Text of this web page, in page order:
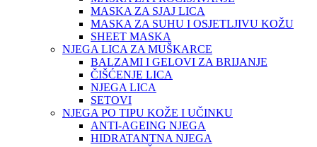
MASKA ZA SJAJ LICA
MASKA ZA SUHU I OSJETLJIVU KOŽU
SHEET MASKA
NJEGA LICA ZA MUŠKARCE
BALZAMI I GELOVI ZA BRIJANJE
ČIŠĆENJE LICA
NJEGA LICA
SETOVI
NJEGA PO TIPU KOŽE I UČINKU
ANTI-AGEING NJEGA
HIDRATANTNA NJEGA